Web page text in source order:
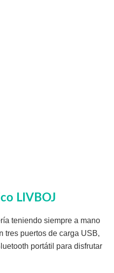
LIVBOJ
teniendo siempre a mano
tres puertos de carga USB,
portátil para disfrutar